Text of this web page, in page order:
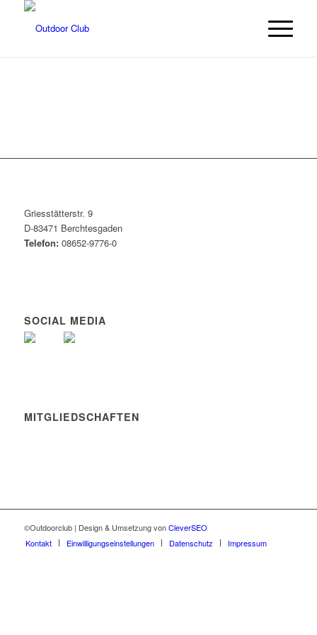
Griesstätterstr. 9
D-83471 Berchtesgaden
Telefon:08652-9776-0
SOCIAL MEDIA
MITGLIEDSCHAFTEN
©Outdoorclub | Design & Umsetzung vonCleverSEO
Kontakt
Einwilligungseinstellungen Datenschutz Impressum